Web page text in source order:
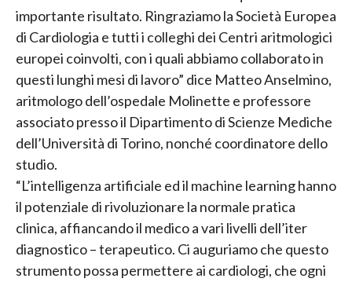
importante risultato. Ringraziamo la Società Europea
di Cardiologia e tutti i colleghi dei Centri aritmologici
europei coinvolti, con i quali abbiamo collaborato in
questi lunghi mesi di lavoro” dice Matteo Anselmino,
aritmologo dell’ospedale Molinette e professore
associato presso il Dipartimento di Scienze Mediche
dell’Università di Torino, nonché coordinatore dello
studio.
“L’intelligenza artificiale ed il machine learning hanno
il potenziale di rivoluzionare la normale pratica
clinica, affiancando il medico a vari livelli dell’iter
diagnostico – terapeutico. Ci auguriamo che questo
strumento possa permettere ai cardiologi, che ogni